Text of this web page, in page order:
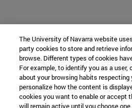
The University of Navarra website
party cookies to store and retrieve
browse. Different types of cookies
For example, to identify you as a user,
about your browsing habits respecting
personalize how the content is
cookies you want to enable or accept
will remain active until you choose